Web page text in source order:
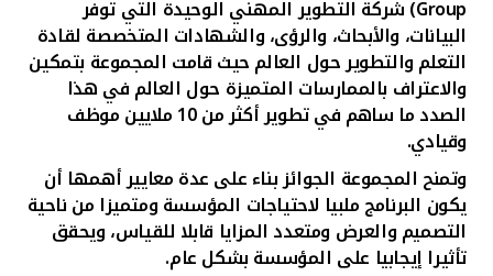
Group) شركة التطوير المهني الوحيدة التي توفر
البيانات، والأبحاث، والرؤى، والشهادات المتخصصة لقادة
التعلم والتطوير حول العالم حيث قامت المجموعة بتمكين
والاعتراف بالممارسات المتميزة حول العالم في هذا
الصدد ما ساهم في تطوير أكثر من 10 ملايين موظف
وقيادي.
وتمنح المجموعة الجوائز بناء على عدة معايير أهمها أن
يكون البرنامج ملبيا لاحتياجات المؤسسة ومتميزا من ناحية
التصميم والعرض ومتعدد المزايا قابلا للقياس، ويحقق
تأثيرا إيجابيا على المؤسسة بشكل عام.